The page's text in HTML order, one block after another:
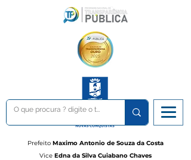
Prefeito Maximo Antonio de Souza da Costa
Vice Edna da Silva Cuiabano Chaves